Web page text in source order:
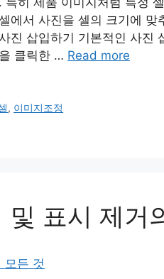
에서 사진을 셀의 크기에
진 삽입하기 기본적인 사진
클릭한 … Read more
, 이미지조정
표시 제거